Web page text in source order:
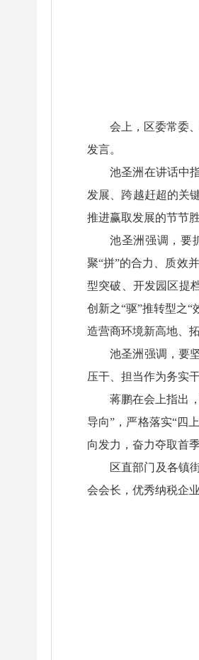
会上，区委常委
发言。
池圣洲在讲话中
发展、跨越赶超的关
推进赢取发展的节节胜
池圣洲强调，要
聚“拼”的合力、质效
型突破、开发园区提
创新之“驱”推转型之
造营商环境新高地、
池圣洲强调，要
压干、担当作为务实
蒋鹏在会上指出
导向”，严格落实“四
向发力，奋力夺取首
区直部门及各镇
会会长，优秀纳税企